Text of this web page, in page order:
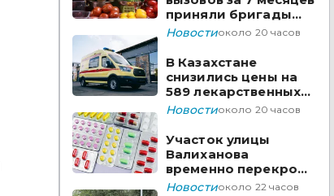
приняли бригады
скорой помощи
Новостиоколо 20 часов
В Казахстане
снизились цены на
589 лекарственных
препаратов
Новостиоколо 20 часов
Участок улицы
Валиханова
временно перекроют
в Астане
Новостиоколо 22 часов